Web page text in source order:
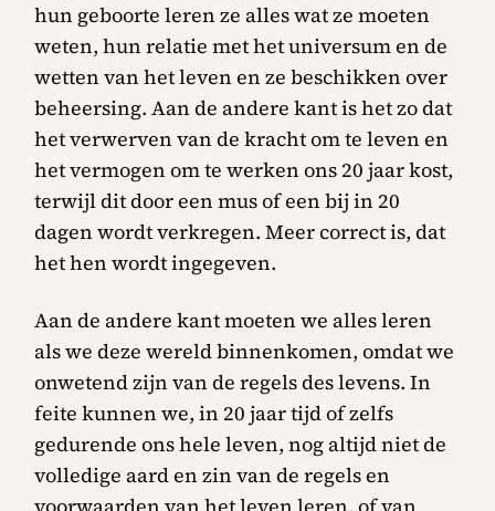
hun geboorte leren ze alles wat ze moeten
weten, hun relatie met het universum en de
wetten van het leven en ze beschikken over
beheersing. Aan de andere kant is het zo dat
het verwerven van de kracht om te leven en
het vermogen om te werken ons 20 jaar kost,
terwijl dit door een mus of een bij in 20
dagen wordt verkregen. Meer correct is, dat
het hen wordt ingegeven.
Aan de andere kant moeten we alles leren
als we deze wereld binnenkomen, omdat we
onwetend zijn van de regels des levens. In
feite kunnen we, in 20 jaar tijd of zelfs
gedurende ons hele leven, nog altijd niet de
volledige aard en zin van de regels en